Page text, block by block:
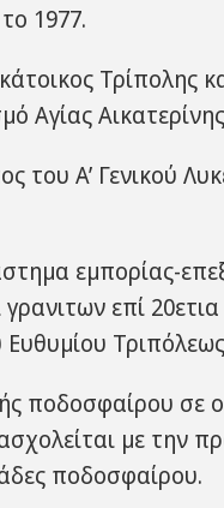
1977.
Τρίπολης
Αγίας
του Α’ Γενικού
εμπορίας-
επί
Ευθυμίου
ποδοσφαίρου σε
με την
ποδοσφαίρου.